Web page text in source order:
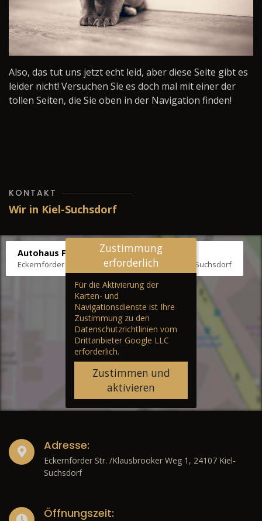
Also, das tut uns jetzt echt leid, aber diese Seite gibt es
leider nicht! Versuchen Sie es doch mal mit einer der
tollen Seiten, die Sie oben in der Navigation finden!
KONTAKT
Wir in Kiel-Suchsdorf
Autohaus Fräter
Eckernförder Str. /Klausbrooker Weg 1, 24107 Kiel-Suchsdorf
Zustimmung
erforderlich
Für die Aktivierung der
Karten- und
Navigationsdienste ist Ihre
Zustimmung zu den
Datenschutzrichtlinien vom
Drittanbieter Google LLC
erforderlich.
Zustimmen und
aktivieren
Adresse:
Eckernförder Str. /Klausbrooker Weg 1, 24107 Kiel-
Suchsdorf
Öffnungszeit: